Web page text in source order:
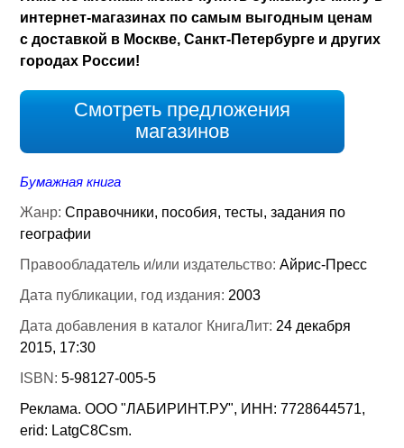
интернет-магазинах по самым выгодным ценам
с доставкой в Москве, Санкт-Петербурге и других
городах России!
Смотреть предложения
магазинов
Бумажная книга
Жанр:Справочники, пособия, тесты, задания по
географии
Правообладатель и/или издательство:Айрис-Пресс
Дата публикации, год издания: 2003
Дата добавления в каталог КнигаЛит: 24 декабря
2015, 17:30
ISBN:5-98127-005-5
Реклама. ООО "ЛАБИРИНТ.РУ", ИНН: 7728644571,
erid: LatgC8Csm.